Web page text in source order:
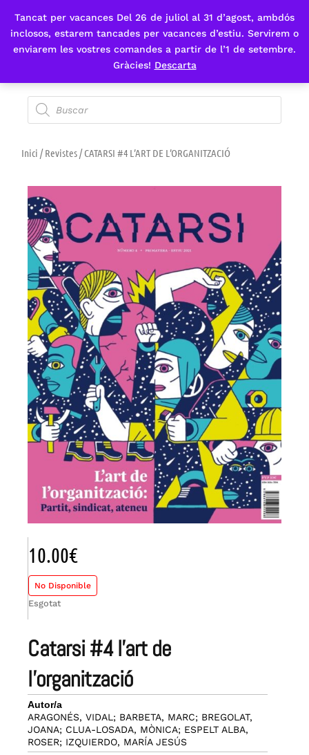
Tancat per vacances Del 26 de juliol al 31 d’agost, ambdós
inclosos, estarem tancades per vacances d’estiu. Servirem o
enviarem les vostres comandes a partir de l’1 de setembre.
Gràcies! Descarta
Fes-te'n sòcia
Inici /Revistes/ CATARSI #4 L’ART DE L’ORGANITZACIÓ
catarsi #4 l’art de
l’organització
Autor/a
ARAGONÉS, VIDAL; BARBETA, MARC; BREGOLAT,
JOANA; CLUA-LOSADA, MÒNICA; ESPELT ALBA,
ROSER; IZQUIERDO, MARÍA JESÚS
10.00€
No Disponible
Esgotat